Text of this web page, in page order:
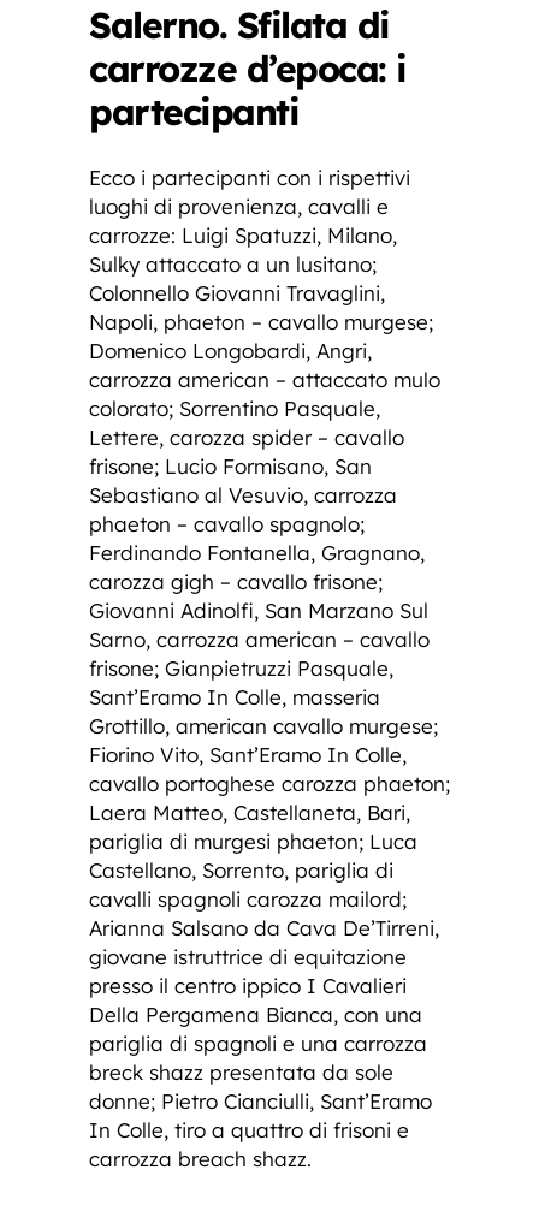
Salerno. Sfilata di
carrozze d’epoca: i
partecipanti
Ecco i partecipanti con i rispettivi
luoghi di provenienza, cavalli e
carrozze: Luigi Spatuzzi, Milano,
Sulky attaccato a un lusitano;
Colonnello Giovanni Travaglini,
Napoli, phaeton – cavallo murgese;
Domenico Longobardi, Angri,
carrozza american – attaccato mulo
colorato; Sorrentino Pasquale,
Lettere, carozza spider – cavallo
frisone; Lucio Formisano, San
Sebastiano al Vesuvio, carrozza
phaeton – cavallo spagnolo;
Ferdinando Fontanella, Gragnano,
carozza gigh – cavallo frisone;
Giovanni Adinolfi, San Marzano Sul
Sarno, carrozza american – cavallo
frisone; Gianpietruzzi Pasquale,
Sant’Eramo In Colle, masseria
Grottillo, american cavallo murgese;
Fiorino Vito, Sant’Eramo In Colle,
cavallo portoghese carozza phaeton;
Laera Matteo, Castellaneta, Bari,
pariglia di murgesi phaeton; Luca
Castellano, Sorrento, pariglia di
cavalli spagnoli carozza mailord;
Arianna Salsano da Cava De’Tirreni,
giovane istruttrice di equitazione
presso il centro ippico I Cavalieri
Della Pergamena Bianca, con una
pariglia di spagnoli e una carrozza
breck shazz presentata da sole
donne; Pietro Cianciulli, Sant’Eramo
In Colle, tiro a quattro di frisoni e
carrozza breach shazz.